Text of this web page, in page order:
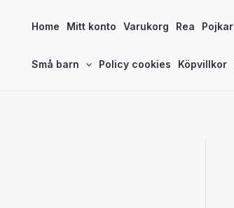
Home Mitt konto Varukorg Rea Pojkar
Små barn Policy cookies Köpvillkor